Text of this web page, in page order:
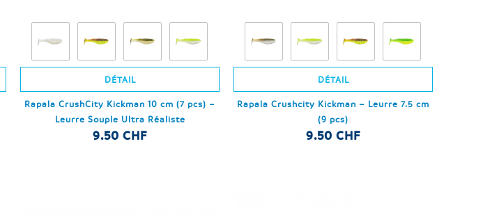
DÉTAIL
Rapala CrushCity Kickman 10 cm (7 pcs) –
Leurre Souple Ultra Réaliste
9.50 CHF
DÉTAIL
Rapala Crushcity Kickman – Leurre 7.5 cm
(9 pcs)
9.50 CHF